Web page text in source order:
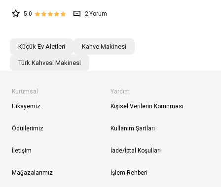
5.0 2
Küçük Ev Aletleri Kahve Makinesi
Türk Kahvesi Makinesi
Kurumsal
Hikayemiz
Ödüllerimiz
İletişim
Mağazalarımız
Yardım
Kişisel Verilerin Korunması
Kullanım Şartları
İade/İptal Koşulları
İşlem Rehberi